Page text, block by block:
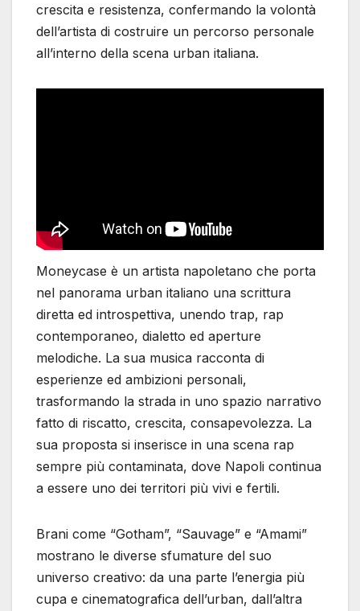
crescita e resistenza, confermando la volontà
dell’artista di costruire un percorso personale
all’interno della scena urban italiana.
Moneycase è un artista napoletano che porta
nel panorama urban italiano una scrittura
diretta ed introspettiva, unendo trap, rap
contemporaneo, dialetto ed aperture
melodiche. La sua musica racconta di
esperienze ed ambizioni personali,
trasformando la strada in uno spazio narrativo
fatto di riscatto, crescita, consapevolezza. La
sua proposta si inserisce in una scena rap
sempre più contaminata, dove Napoli continua
a essere uno dei territori più vivi e fertili.
Brani come “Gotham”, “Sauvage” e “Amami”
mostrano le diverse sfumature del suo
universo creativo: da una parte l’energia più
cupa e cinematografica dell’urban, dall’altra